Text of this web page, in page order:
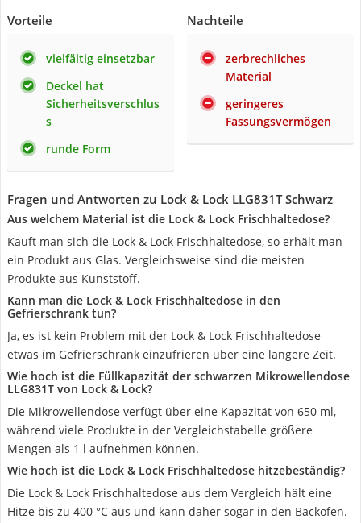
Vorteile
vielfältig einsetzbar
Deckel hat
Sicherheitsverschlus
s
runde Form
Nachteile
zerbrechliches
Material
geringeres
Fassungsvermögen
Fragen und Antworten zu Lock & Lock LLG831T Schwarz
Aus welchem Material ist die Lock & Lock Frischhaltedose?
Kauft man sich die Lock & Lock Frischhaltedose, so erhält man
ein Produkt aus Glas. Vergleichsweise sind die meisten
Produkte aus Kunststoff.
Kann man die Lock & Lock Frischhaltedose in den
Gefrierschrank tun?
Ja, es ist kein Problem mit der Lock & Lock Frischhaltedose
etwas im Gefrierschrank einzufrieren über eine längere Zeit.
Wie hoch ist die Füllkapazität der schwarzen Mikrowellendose
‎LLG831T von Lock & Lock?
Die Mikrowellendose verfügt über eine Kapazität von 650 ml,
während viele Produkte in der Vergleichstabelle größere
Mengen als 1 l aufnehmen können.
Wie hoch ist die Lock & Lock Frischhaltedose hitzebeständig?
Die Lock & Lock Frischhaltedose aus dem Vergleich hält eine
Hitze bis zu 400 °C aus und kann daher sogar in den Backofen.